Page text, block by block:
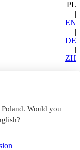
PL
|
EN
|
DE
|
ZH
Would you